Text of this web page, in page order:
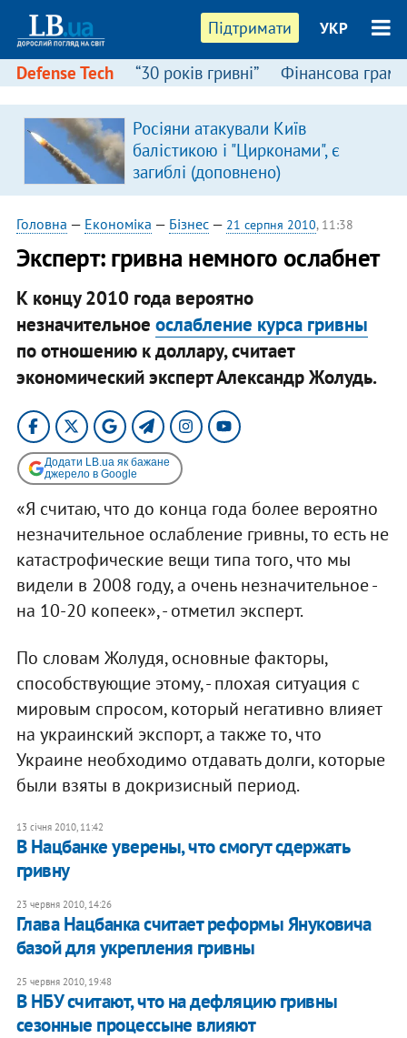
Підтримати УКР
Defense Tech “30 років гривні” Фінансова
Росіяни атакували Київ
балістикою і "Цирконами", є
загиблі (доповнено)
Головна — Економіка — Бізнес— 21 серпня 2010, 11:38
Эксперт: гривна немного ослабнет
К концу 2010 года вероятно
незначительное ослабление курса гривны
по отношению к доллару, считает
экономический эксперт Александр Жолудь.
Додати LB.ua як бажане
джерело в Google
«Я считаю, что до конца года более вероятно
незначительное ослабление гривны, то есть не
катастрофические вещи типа того, что мы
видели в 2008 году, а очень незначительное -
на 10-20 копеек», - отметил эксперт.
По словам Жолудя, основные факторы,
способствующие этому, - плохая ситуация с
мировым спросом, который негативно влияет
на украинский экспорт, а также то, что
Украине необходимо отдавать долги, которые
были взяты в докризисный период.​
13 січня 2010, 11:42
В Нацбанке уверены, что смогут сдержать
гривну
23 червня 2010, 14:26
Глава Нацбанка считает реформы Януковича
базой для укрепления гривны
25 червня 2010, 19:48
В НБУ считают, что на дефляцию гривны
сезонные процессыне влияют